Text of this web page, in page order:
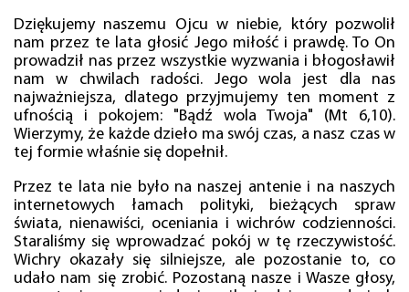
Dziękujemy naszemu Ojcu w niebie, który pozwolił
nam przez te lata głosić Jego miłość i prawdę. To On
prowadził nas przez wszystkie wyzwania i błogosławił
nam w chwilach radości. Jego wola jest dla nas
najważniejsza, dlatego przyjmujemy ten moment z
ufnością i pokojem: "Bądź wola Twoja" (Mt 6,10).
Wierzymy, że każde dzieło ma swój czas, a nasz czas w
tej formie właśnie się dopełnił.
Przez te lata nie było na naszej antenie i na naszych
internetowych łamach polityki, bieżących spraw
świata, nienawiści, oceniania i wichrów codzienności.
Staraliśmy się wprowadzać pokój w tę rzeczywistość.
Wichry okazały się silniejsze, ale pozostanie to, co
udało nam się zrobić. Pozostaną nasze i Wasze głosy,